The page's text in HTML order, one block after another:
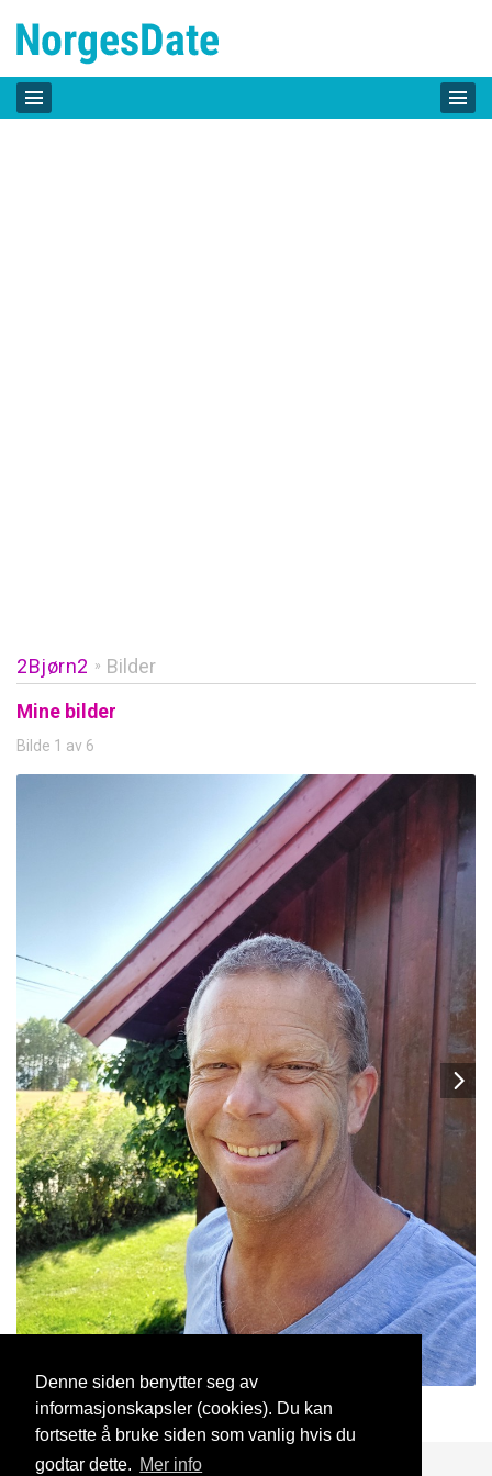
Denne siden benytter seg av
informasjonskapsler (cookies). Du kan
fortsette å bruke siden som vanlig hvis du
godtar dette. Mer info
2Bjørn2 » Bilder
Mine bilder
Bilde 1 av 6
2Bjørn2 22 Sep, 2025
Blogg Support Kontakt oss